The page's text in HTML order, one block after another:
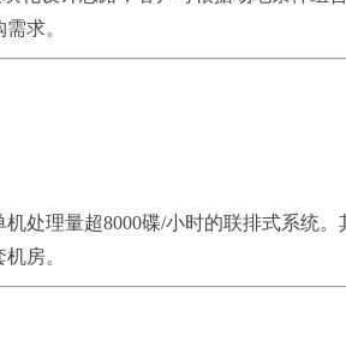
求。
处理量超8000碟/小时的联排式系统
房。